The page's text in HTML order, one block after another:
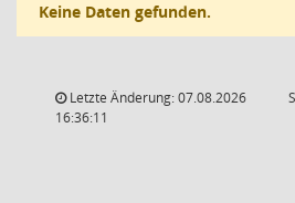
Keine Daten gefunden.
Letzte Änderung: 07.08.2026
16:36:11